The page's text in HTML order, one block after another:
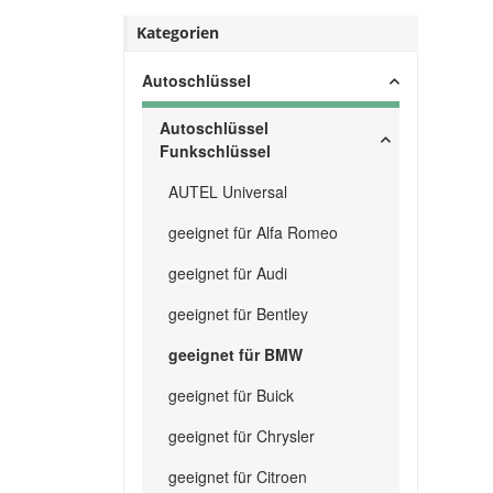
Kategorien
Autoschlüssel
Autoschlüssel
Funkschlüssel
AUTEL Universal
geeignet für Alfa Romeo
geeignet für Audi
geeignet für Bentley
geeignet für BMW
geeignet für Buick
geeignet für Chrysler
geeignet für Citroen